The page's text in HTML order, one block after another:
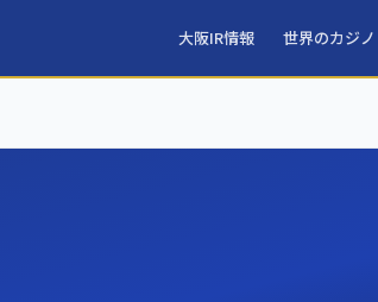
大阪IR情報 世界のカジノ